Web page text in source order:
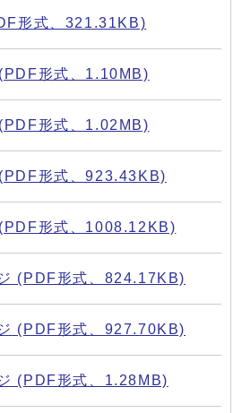
形式、321.31KB)
形式、1.10MB)
形式、1.02MB)
形式、923.43KB)
形式、1008.12KB)
(PDF形式、824.17KB)
(PDF形式、927.70KB)
(PDF形式、1.28MB)